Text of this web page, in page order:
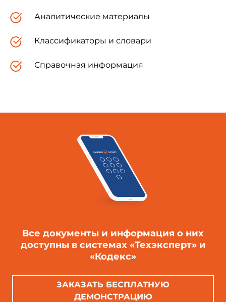
Аналитические материалы
Классификаторы и словари
Справочная информация
Все документы и информация о них
доступны в системах «Техэксперт» и
«Кодекс»
ЗАКАЗАТЬ БЕСПЛАТНУЮ
ДЕМОНСТРАЦИЮ